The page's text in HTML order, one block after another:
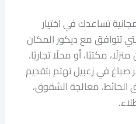
تساعدك في اختيار
تتوافق مع ديكور المكان
مكتبًا، أو محلًا تجاريًا.
صباغ في زعبيل تهتم بتقديم
معالجة الشقوق،